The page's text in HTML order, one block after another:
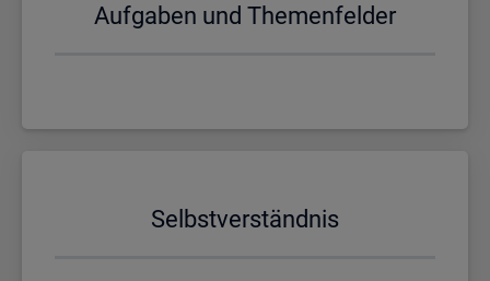
Auf­ga­ben und The­men­fel­der
Selbst­ver­ständ­nis